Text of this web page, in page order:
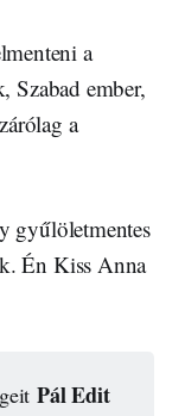
a
Szabad ember,
a
gyűlöletmentes
Én Kiss Anna
Pál Edit